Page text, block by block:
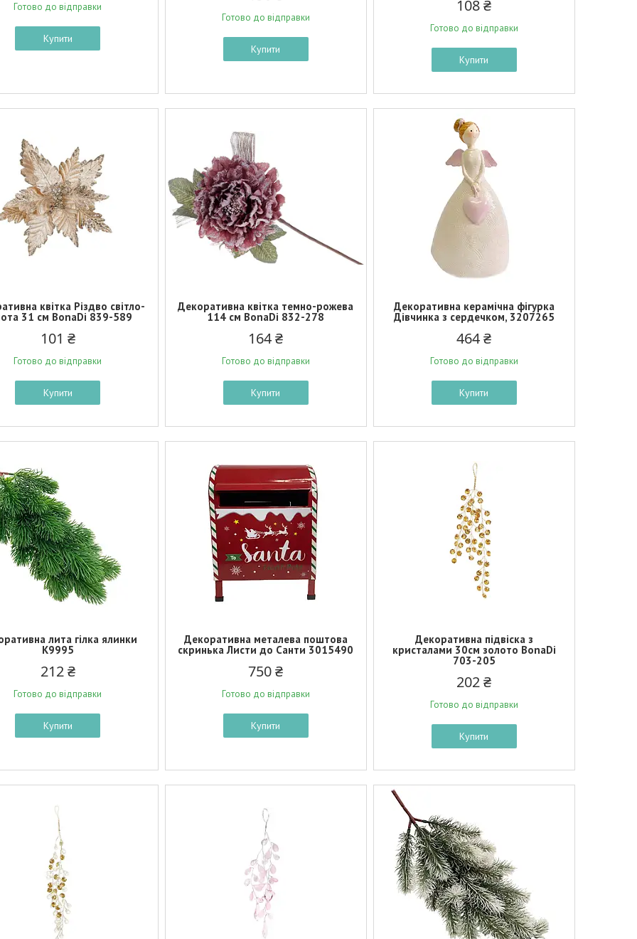
Готово до відправки
Купити
Готово до відправки
Купити
108 ₴
Готово до відправки
Купити
квітка Різдво світло-
31 см BonaDi 839-589
101 ₴
Готово до відправки
Купити
Декоративна квітка темно-рожева
114 см BonaDi 832-278
164 ₴
Готово до відправки
Купити
Декоративна керамічна фігурка
Дівчинка з сердечком, 3207265
464 ₴
Готово до відправки
Купити
лита гілка ялинки
K9995
212 ₴
Готово до відправки
Купити
Декоративна металева поштова
скринька Листи до Санти 3015490
750 ₴
Готово до відправки
Купити
Декоративна підвіска з
кристалами 30см золото BonaDi
703-205
202 ₴
Готово до відправки
Купити